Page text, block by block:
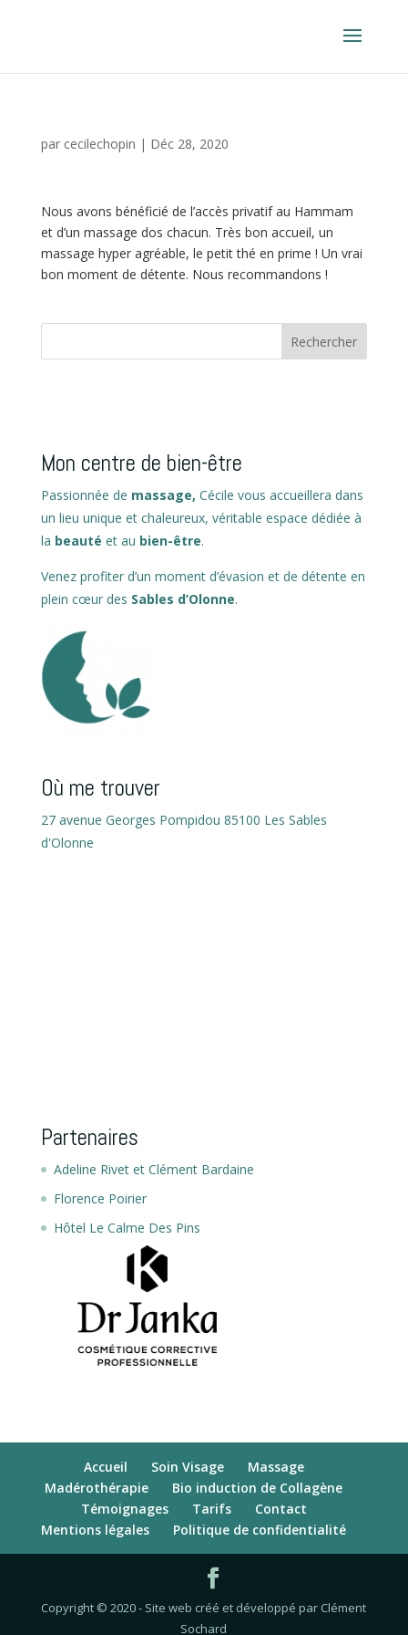
par cecilechopin | Déc 28, 2020
Nous avons bénéficié de l’accès privatif au Hammam
et d’un massage dos chacun. Très bon accueil, un
massage hyper agréable, le petit thé en prime ! Un vrai
bon moment de détente. Nous recommandons !
Mon centre de bien-être
Passionnée de massage, Cécile vous accueillera dans
un lieu unique et chaleureux, véritable espace dédiée à
la beauté et au bien-être.
Venez profiter d’un moment d’évasion et de détente en
plein cœur des Sables d’Olonne.
Où me trouver
27 avenue Georges Pompidou 85100 Les Sables
d'Olonne
Partenaires
Adeline Rivet et Clément Bardaine
Florence Poirier
Hôtel Le Calme Des Pins
Accueil Soin Visage
Massage
Madérothérapie
Bio induction de Collagène
Témoignages
Tarifs
Contact
Mentions légales
Politique de confidentialité
Copyright © 2020 - Site web créé et développé par Clément
Sochard